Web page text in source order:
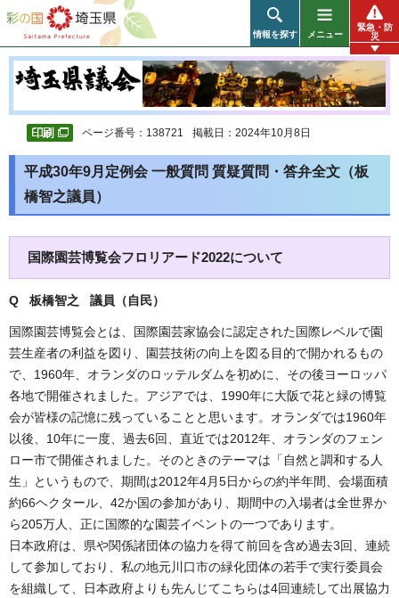
彩の国 埼玉県
情報を探す メニュー
緊急・防
災
ページ番号：138721 掲載日：2024年10月8日
平成30年9月定例会 一般質問 質疑質問・答弁全文（板
橋智之議員）
国際園芸博覧会フロリアード2022について
Q 板橋智之 議員（自民）
国際園芸博覧会とは、国際園芸家協会に認定された国際レベルで園
芸生産者の利益を図り、園芸技術の向上を図る目的で開かれるもの
で、1960年、オランダのロッテルダムを初めに、その後ヨーロッパ
各地で開催されました。アジアでは、1990年に大阪で花と緑の博覧
会が皆様の記憶に残っていることと思います。オランダでは1960年
以後、10年に一度、過去6回、直近では2012年、オランダのフェン
ロー市で開催されました。そのときのテーマは「自然と調和する人
生」というもので、期間は2012年4月5日からの約半年間、会場面積
約66ヘクタール、42か国の参加があり、期間中の入場者は全世界か
ら205万人、正に国際的な園芸イベントの一つであります。
日本政府は、県や関係諸団体の協力を得て前回を含め過去3回、連続
して参加しており、私の地元川口市の緑化団体の若手で実行委員会
を組織して、日本政府よりも先んじてこちらは4回連続して出展協力